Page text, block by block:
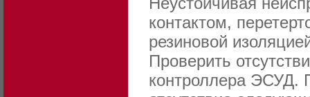
контактом,
резиновой
Проверить
контроллера ЭСУД.